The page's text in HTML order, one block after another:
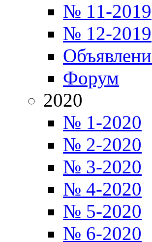
№ 11-2019
№ 12-2019
Форум
2020
№ 1-2020
№ 2-2020
№ 3-2020
№ 4-2020
№ 5-2020
№ 6-2020